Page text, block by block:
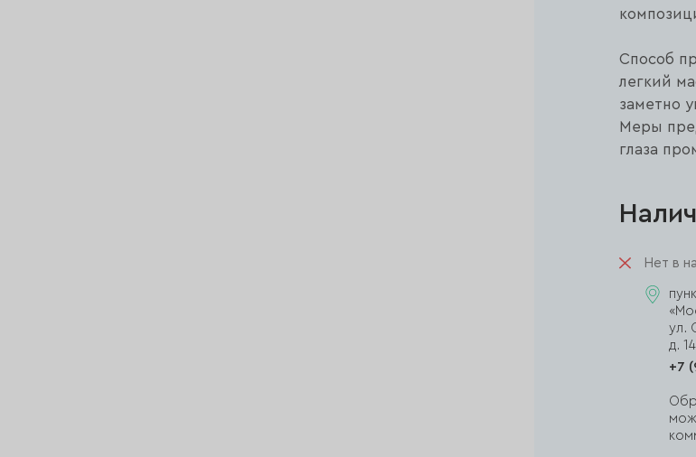
Способ
легкий
заметно
Меры
глаза
Нет в
ул.
д.
+7